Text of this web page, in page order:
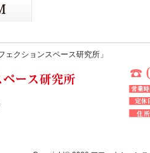
クションスペース研究所」